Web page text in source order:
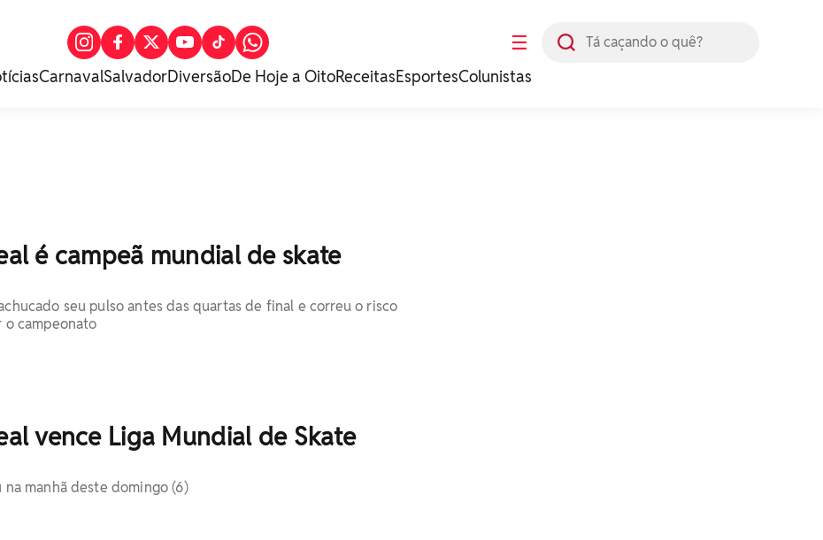
☰
CarnavalSalvadorDiversãoDe Hoje a OitoReceitasEsportesColunistas
é campeã mundial de skate
seu pulso antes das quartas de final e correu o risco
campeonato
vence Liga Mundial de Skate
na manhã deste domingo (6)